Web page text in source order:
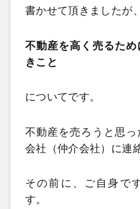
書かせて頂きましたが
不動産を高く売るた
きこと
についてです。
不動産を売ろうと思
会社（仲介会社）に連
その前に、ご自身で
す。